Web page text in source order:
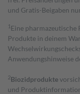
und Gratis-Beigaben
1 Eine
Produkte in deinem
Anwendungshinweise
2Biozidprodukte
und